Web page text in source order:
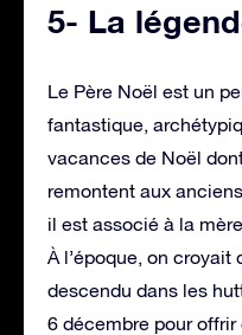
5- La
Le Père Noël est un
fantastique,
vacances de Noël
remontent aux
il est associé à la
À l’époque, on
descendu dans les
6 décembre pour